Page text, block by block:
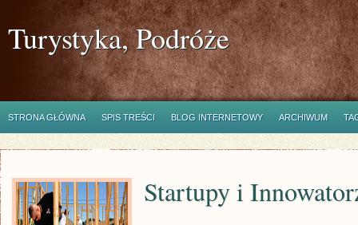
Turystyka, Podróże
STRONA GŁÓWNA SPIS TREŚCI BLOG INTERNETOWY ARCHIWUM
Startupy i